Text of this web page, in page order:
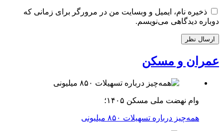
ذخیره نام، ایمیل و وبسایت من در مرورگر برای زمانی که
دوباره دیدگاهی می‌نویسم.
عمران و مسکن
وام نهضت ملی مسکن ۱۴۰۵؛
همه‌چیز درباره تسهیلات ۸۵۰ میلیونی